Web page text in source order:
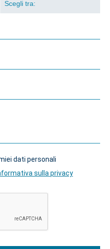
dati personali
sulla privacy